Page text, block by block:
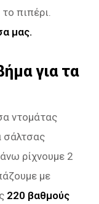
πιπέρι.
μας.
για τα
ντομάτας
σάλτσας
ρίχνουμε 2
με
220 βαθμούς